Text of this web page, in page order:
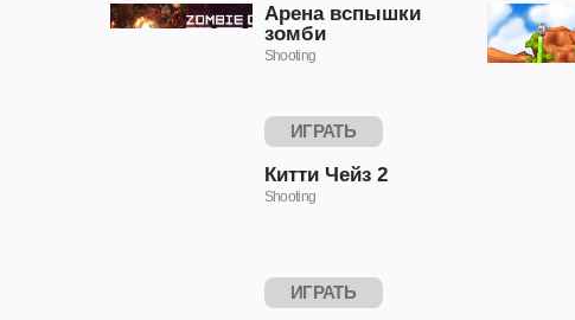
Арена вспышки
зомби
Shooting
ИГРАТЬ
Китти Чейз 2
Shooting
ИГРАТЬ